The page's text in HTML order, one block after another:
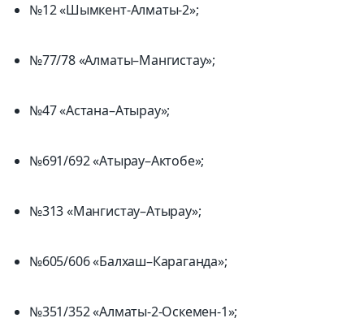
№12 «Шымкент-Алматы-2»;
№77/78 «Алматы–Мангистау»;
№47 «Астана–Атырау»;
№691/692 «Атырау–Актобе»;
№313 «Мангистау–Атырау»;
№605/606 «Балхаш–Караганда»;
№351/352 «Алматы-2-Оскемен-1»;